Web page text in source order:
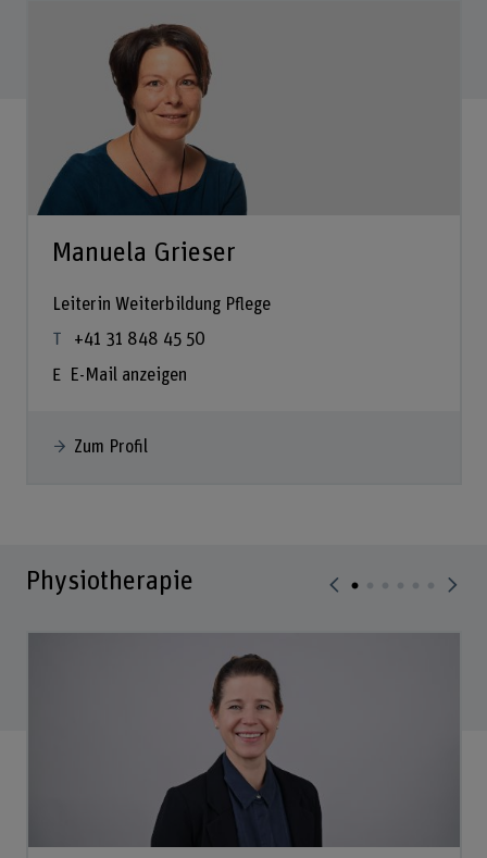
Manuela Grieser
Leiterin Weiterbildung Pflege
+41 31 848 45 50
E-Mail anzeigen
Zum Profil
Physiotherapie